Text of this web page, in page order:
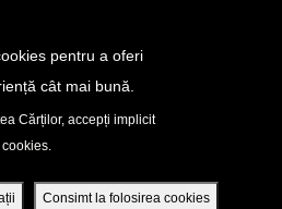
pentru a oferi
cât mai bună.
Cărților, accepți implicit
Consimt la folosirea cookies